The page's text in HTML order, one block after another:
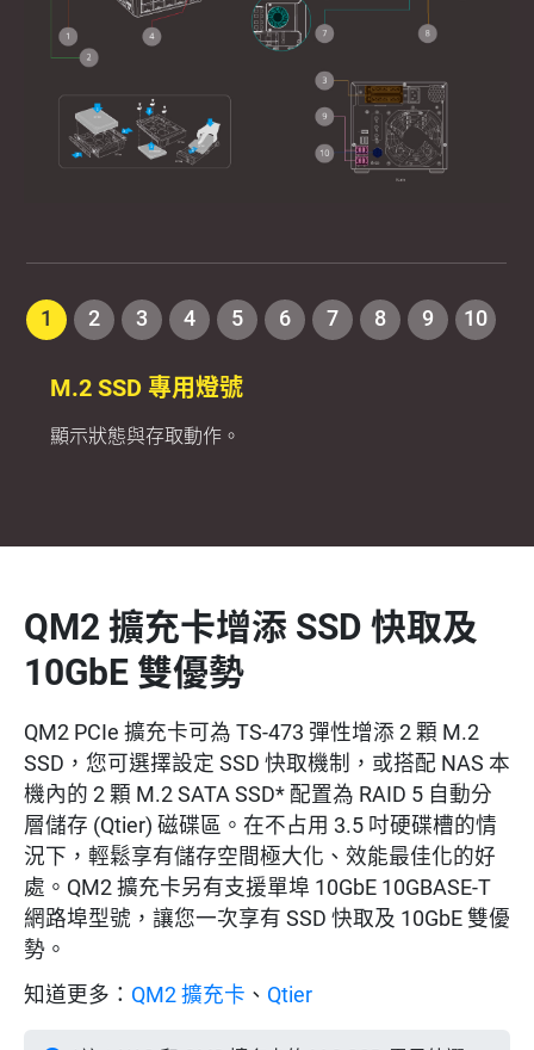
1 2 3 4 5 6 7 8 9 10
M.2 SSD 專用燈號
顯示狀態與存取動作。
QM2 擴充卡增添 SSD 快取及
10GbE 雙優勢
QM2 PCIe 擴充卡可為 TS-473 彈性增添 2 顆 M.2
SSD，您可選擇設定 SSD 快取機制，或搭配 NAS 本
機內的 2 顆 M.2 SATA SSD* 配置為 RAID 5 自動分
層儲存 (Qtier) 磁碟區。在不占用 3.5 吋硬碟槽的情
況下，輕鬆享有儲存空間極大化、效能最佳化的好
處。QM2 擴充卡另有支援單埠 10GbE 10GBASE-T
網路埠型號，讓您一次享有 SSD 快取及 10GbE 雙優
勢。
知道更多： QM2 擴充卡 、 Qtier